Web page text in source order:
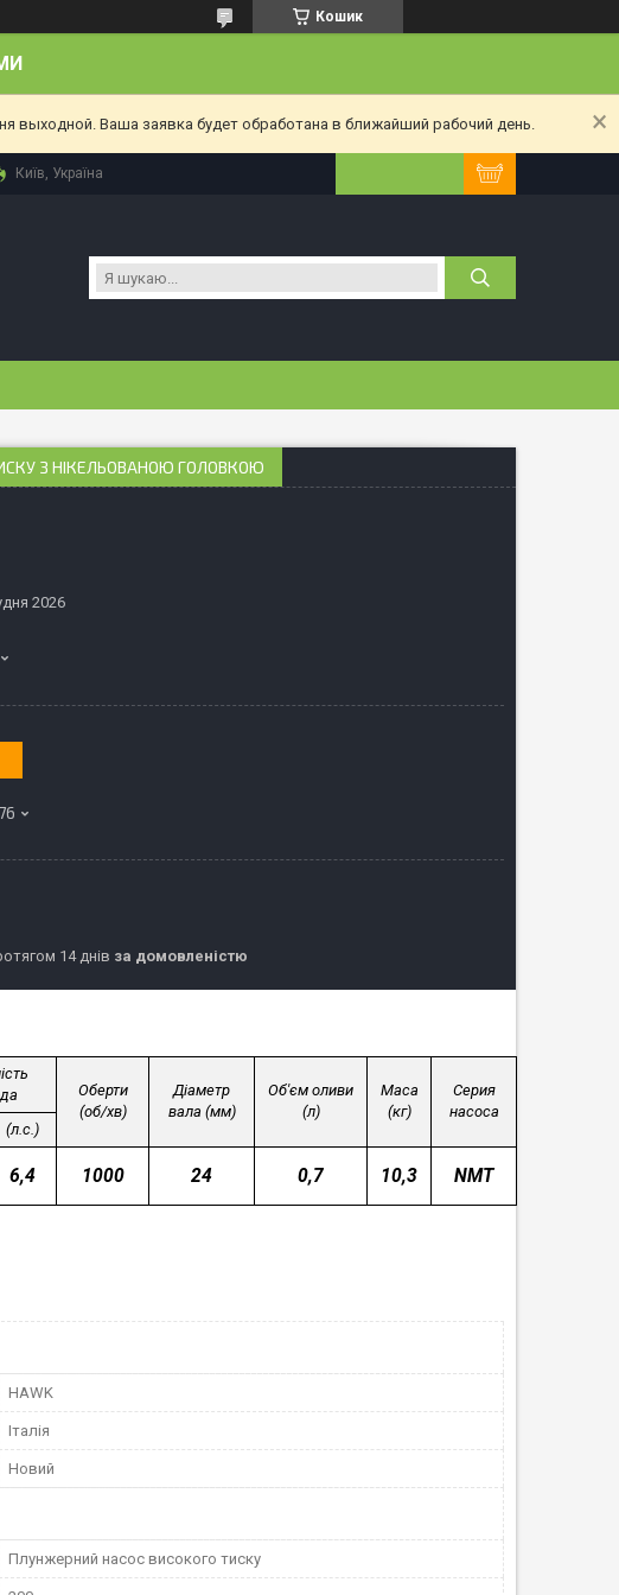
Кошик
выходной. Ваша заявка будет обработана в ближайший рабочий день.
Київ, Україна
З НІКЕЛЬОВАНОЮ ГОЛОВКОЮ
2026
14 днів за домовленістю
Оберти
(об/хв)
Діаметр
вала (мм)
Об'єм оливи
(л)
Маса
(кг)
Серия
насоса
(л.с.)
6,4 1000 24 0,7 10,3 NMT
HAWK
Італія
Новий
Плунжерний насос високого тиску